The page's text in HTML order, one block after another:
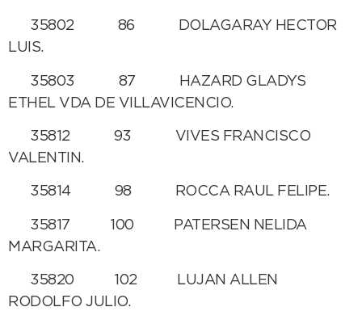
35802 86 DOLAGARAY HECTOR
LUIS.
35803 87 HAZARD GLADYS
ETHEL VDA DE VILLAVICENCIO.
35812 93 VIVES FRANCISCO
VALENTIN.
35814 98 ROCCA RAUL FELIPE.
35817 100 PATERSEN NELIDA
MARGARITA.
35820 102 LUJAN ALLEN
RODOLFO JULIO.